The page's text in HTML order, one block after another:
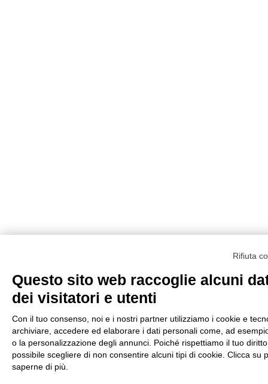
Rifiuta
Questo sito web raccoglie alcuni
dei visitatori e utenti
Con il tuo consenso, noi e i nostri partner utilizziamo i cookie e
archiviare, accedere ed elaborare i dati personali come, ad
o la personalizzazione degli annunci. Poiché rispettiamo il tuo
possibile scegliere di non consentire alcuni tipi di cookie. Clicca su
saperne di più.